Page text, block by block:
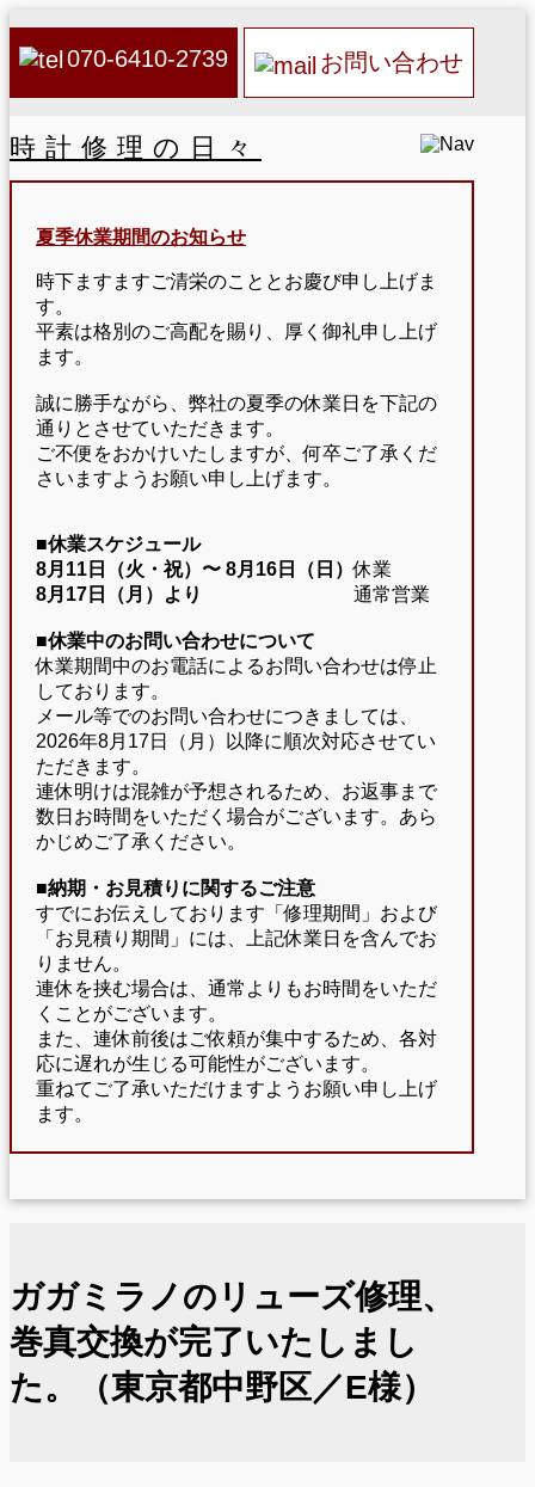
070-6410-2739 お問い合わせ
時計修理の日々
夏季休業期間のお知らせ
時下ますますご清栄のこととお慶び申し上げま
す。
平素は格別のご高配を賜り、厚く御礼申し上げ
ます。
誠に勝手ながら、弊社の夏季の休業日を下記の
通りとさせていただきます。
ご不便をおかけいたしますが、何卒ご了承くだ
さいますようお願い申し上げます。
■休業スケジュール
8月11日（火・祝）〜 8月16日（日）休業
8月17日（月）より
通常営業
■休業中のお問い合わせについて
休業期間中のお電話によるお問い合わせは停止
しております。
メール等でのお問い合わせにつきましては、
2026年8月17日（月）以降に順次対応させてい
ただきます。
連休明けは混雑が予想されるため、お返事まで
数日お時間をいただく場合がございます。あら
かじめご了承ください。
■納期・お見積りに関するご注意
すでにお伝えしております「修理期間」および
「お見積り期間」には、上記休業日を含んでお
りません。
連休を挟む場合は、通常よりもお時間をいただ
くことがございます。
また、連休前後はご依頼が集中するため、各対
応に遅れが生じる可能性がございます。
重ねてご了承いただけますようお願い申し上げ
ます。
ガガミラノのリューズ修理、
巻真交換が完了いたしまし
た。（東京都中野区／E様）